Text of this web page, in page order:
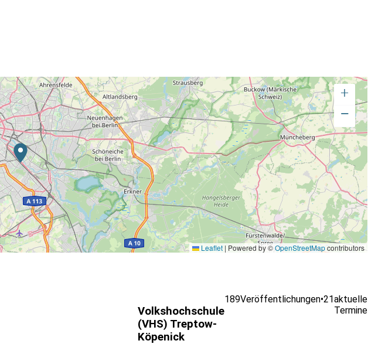
+
−
Leaflet | Powered by ©OpenStreetMapcontributors
Volkshochschule
(VHS) Treptow-
Köpenick
189Veröffentlichungen•21aktuelle
Termine